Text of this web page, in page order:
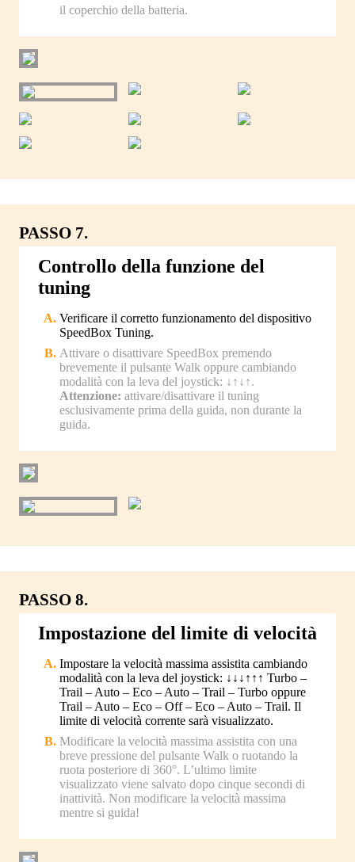
il coperchio della batteria.
PASSO 7.
Controllo della funzione del
tuning
Verificare il corretto funzionamento del dispositivo
SpeedBox Tuning.
Attivare o disattivare SpeedBox premendo
brevemente il pulsante Walk oppure cambiando
modalità con la leva del joystick: ↓↑↓↑.
Attenzione: attivare/disattivare il tuning
esclusivamente prima della guida, non durante la
guida.
PASSO 8.
Impostazione del limite di velocità
Impostare la velocità massima assistita cambiando
modalità con la leva del joystick: ↓↓↓↑↑↑ Turbo –
Trail – Auto – Eco – Auto – Trail – Turbo oppure
Trail – Auto – Eco – Off – Eco – Auto – Trail. Il
limite di velocità corrente sarà visualizzato.
Modificare la velocità massima assistita con una
breve pressione del pulsante Walk o ruotando la
ruota posteriore di 360°. L’ultimo limite
visualizzato viene salvato dopo cinque secondi di
inattività. Non modificare la velocità massima
mentre si guida!